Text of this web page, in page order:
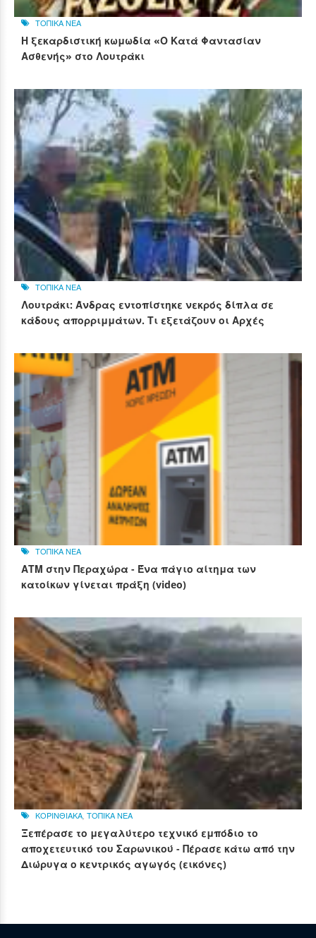
ΤΟΠΙΚΑ ΝΕΑ
Η ξεκαρδιστική κωμωδία «Ο Κατά Φαντασίαν
Ασθενής» στο Λουτράκι
ΤΟΠΙΚΑ ΝΕΑ
Λουτράκι: Άνδρας εντοπίστηκε νεκρός δίπλα σε
κάδους απορριμμάτων. Τι εξετάζουν οι Αρχές
ΤΟΠΙΚΑ ΝΕΑ
ΑΤΜ στην Περαχώρα - Ένα πάγιο αίτημα των
κατοίκων γίνεται πράξη (video)
ΚΟΡΙΝΘΙΑΚΑ ΤΟΠΙΚΑ ΝΕΑ
Ξεπέρασε το μεγαλύτερο τεχνικό εμπόδιο το
αποχετευτικό του Σαρωνικού - Πέρασε κάτω από την
Διώρυγα ο κεντρικός αγωγός (εικόνες)